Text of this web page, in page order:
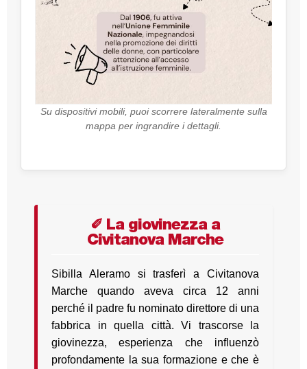
Su dispositivi mobili, puoi scorrere lateralmente sulla
mappa per ingrandire i dettagli.
✐ La giovinezza a
Civitanova Marche
Sibilla Aleramo si trasferì a Civitanova
Marche quando aveva circa 12 anni
perché il padre fu nominato direttore di una
fabbrica in quella città. Vi trascorse la
giovinezza, esperienza che influenzò
profondamente la sua formazione e che è